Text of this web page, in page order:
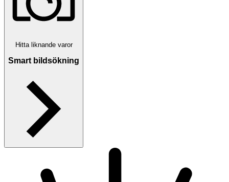
Hitta liknande varor
Smart bildsökning